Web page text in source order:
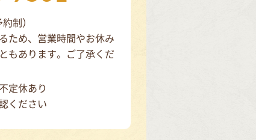
制）
ため、営業時間やお休み
もあります。ご了承くだ
定休あり
ください